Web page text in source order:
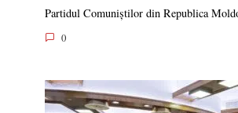
Partidul Comuniștilor din Republica
0